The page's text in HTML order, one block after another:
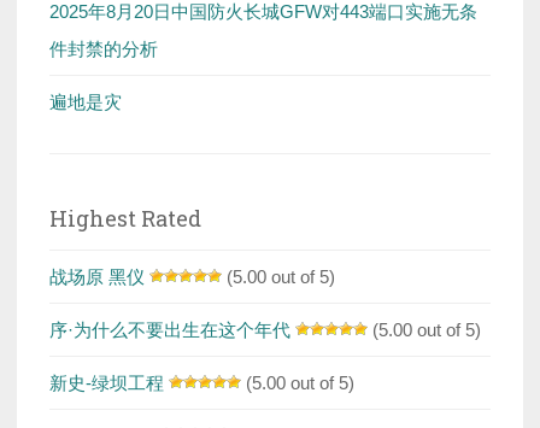
2025年8月20日中国防火长城GFW对443端口实施无条
件封禁的分析
遍地是灾
Highest Rated
战场原 黑仪 (5.00 out of 5)
序·为什么不要出生在这个年代 (5.00 out of 5)
新史-绿坝工程 (5.00 out of 5)